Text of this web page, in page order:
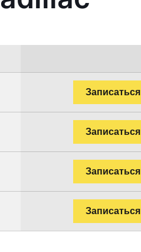
Записаться
Записаться
Записаться
Записаться